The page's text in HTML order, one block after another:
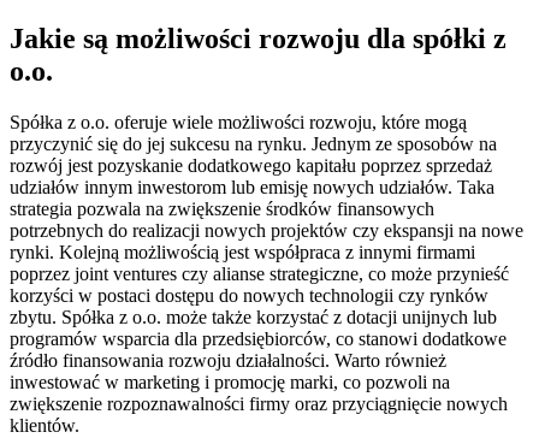
Jakie są możliwości rozwoju dla spółki z
o.o.
Spółka z o.o. oferuje wiele możliwości rozwoju, które mogą
przyczynić się do jej sukcesu na rynku. Jednym ze sposobów na
rozwój jest pozyskanie dodatkowego kapitału poprzez sprzedaż
udziałów innym inwestorom lub emisję nowych udziałów. Taka
strategia pozwala na zwiększenie środków finansowych
potrzebnych do realizacji nowych projektów czy ekspansji na nowe
rynki. Kolejną możliwością jest współpraca z innymi firmami
poprzez joint ventures czy alianse strategiczne, co może przynieść
korzyści w postaci dostępu do nowych technologii czy rynków
zbytu. Spółka z o.o. może także korzystać z dotacji unijnych lub
programów wsparcia dla przedsiębiorców, co stanowi dodatkowe
źródło finansowania rozwoju działalności. Warto również
inwestować w marketing i promocję marki, co pozwoli na
zwiększenie rozpoznawalności firmy oraz przyciągnięcie nowych
klientów.